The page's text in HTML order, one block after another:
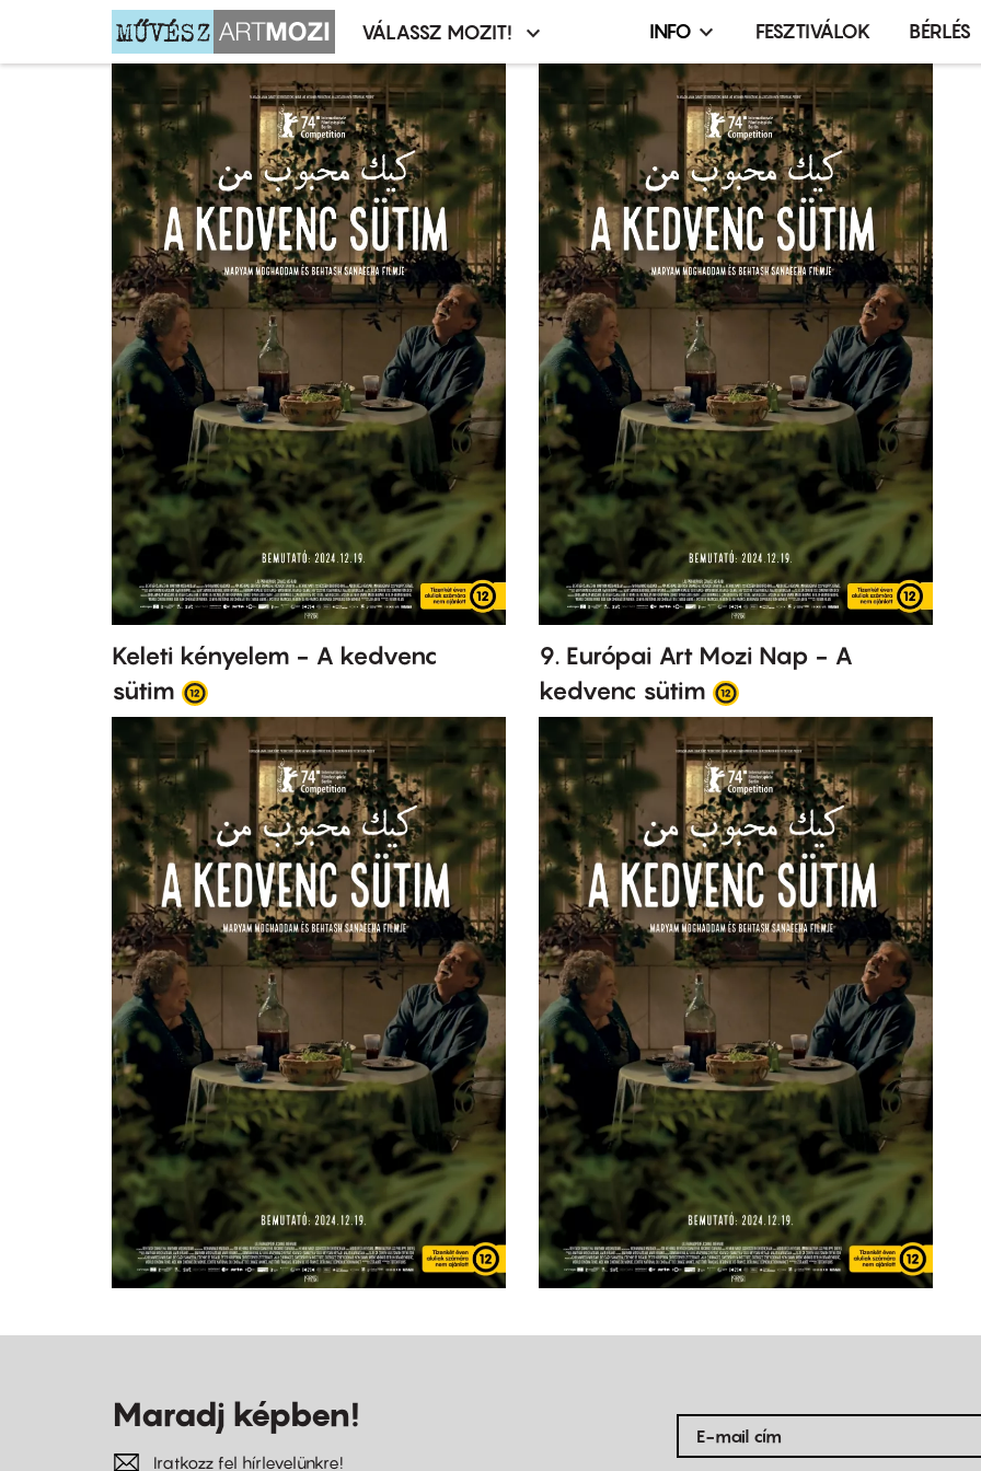
Moziválasztó
menü
VÁLASSZ MOZIT!
Infó,
esemény,
terembérlés
menü
INFO FESZTIVÁLOK BÉRLÉS
Keleti kényelem - A kedvenc
sütim
9. Európai Art Mozi Nap - A
kedvenc sütim
Maradj képben!
Iratkozz fel hírlevelünkre!